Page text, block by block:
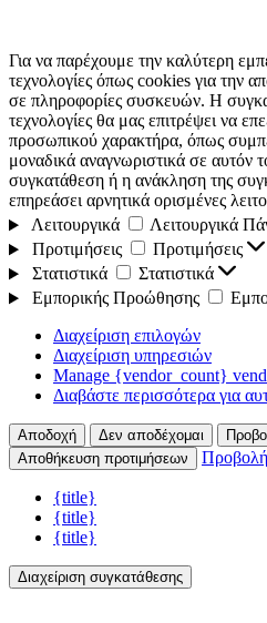
Για να παρέχουμε την καλύτερη
τεχνολογίες όπως cookies για την
σε πληροφορίες συσκευών. Η
τεχνολογίες θα μας επιτρέψει να
προσωπικού χαρακτήρα, όπως
μοναδικά αναγνωριστικά σε αυτόν
συγκατάθεση ή η ανάκληση της
επηρεάσει αρνητικά ορισμένες
Λειτουργικά
Λειτουργικά
Προτιμήσεις
Προτιμήσεις
Στατιστικά
Στατιστικά
Εμπορικής Προώθησης
Διαχείριση επιλογών
Διαχείριση υπηρεσιών
Manage {vendor_count}
Διαβάστε περισσότερα για
Αποδοχή Δεν αποδέχομαι
Αποθήκευση προτιμήσεων
{title}
{title}
{title}
Διαχείριση συγκατάθεσης